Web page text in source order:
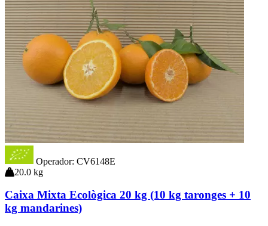
Operador: CV6148E
20.0 kg
Caixa Mixta Ecològica 20 kg (10 kg taronges + 10
kg mandarines)